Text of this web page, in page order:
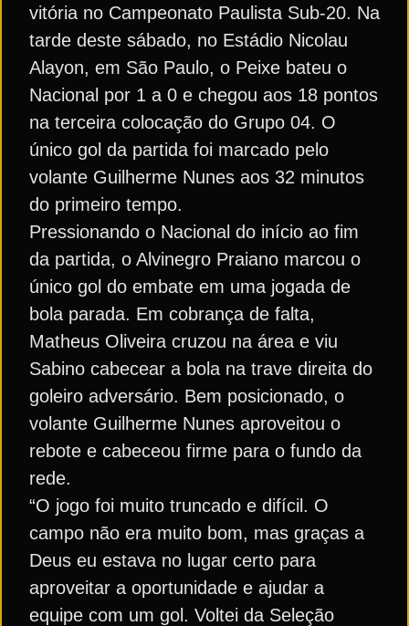
vitória no Campeonato Paulista Sub-20. Na
tarde deste sábado, no Estádio Nicolau
Alayon, em São Paulo, o Peixe bateu o
Nacional por 1 a 0 e chegou aos 18 pontos
na terceira colocação do Grupo 04. O
único gol da partida foi marcado pelo
volante Guilherme Nunes aos 32 minutos
do primeiro tempo.
Pressionando o Nacional do início ao fim
da partida, o Alvinegro Praiano marcou o
único gol do embate em uma jogada de
bola parada. Em cobrança de falta,
Matheus Oliveira cruzou na área e viu
Sabino cabecear a bola na trave direita do
goleiro adversário. Bem posicionado, o
volante Guilherme Nunes aproveitou o
rebote e cabeceou firme para o fundo da
rede.
“O jogo foi muito truncado e difícil. O
campo não era muito bom, mas graças a
Deus eu estava no lugar certo para
aproveitar a oportunidade e ajudar a
equipe com um gol. Voltei da Seleção